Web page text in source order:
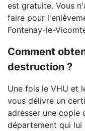
est gratuite. Vous
faire pour
Fontenay-le-
Comment
destruction ?
Une fois le VHU et
vous délivre un
adresser une copie
département qui lui